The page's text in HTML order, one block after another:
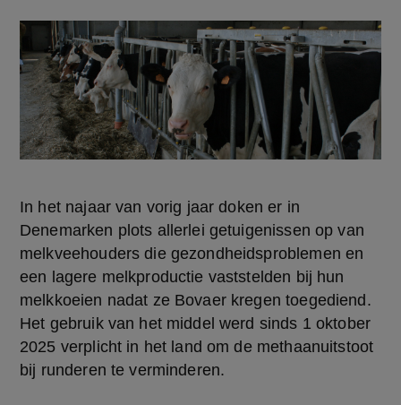
In het najaar van vorig jaar doken er in
Denemarken plots allerlei getuigenissen op van
melkveehouders die gezondheidsproblemen en
een lagere melkproductie vaststelden bij hun
melkkoeien nadat ze Bovaer kregen toegediend.
Het gebruik van het middel werd sinds 1 oktober
2025 verplicht in het land om de methaanuitstoot
bij runderen te verminderen.